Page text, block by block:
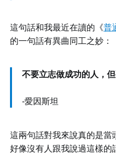
這句話和我最近在讀的《普
的一句話有異曲同工之妙：
不要立志做成功的人，
-愛因斯坦
這兩句話對我來說真的是當
好像沒有人跟我說過這樣的